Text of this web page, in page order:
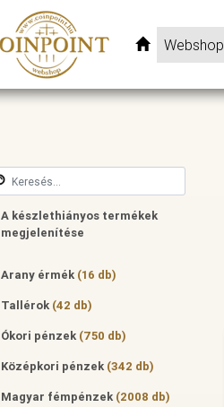
Webshop
A készlethiányos termékek
megjelenítése
Arany érmék (16 db)
Tallérok (42 db)
Ókori pénzek (750 db)
Középkori pénzek (342 db)
Magyar fémpénzek (2008 db)